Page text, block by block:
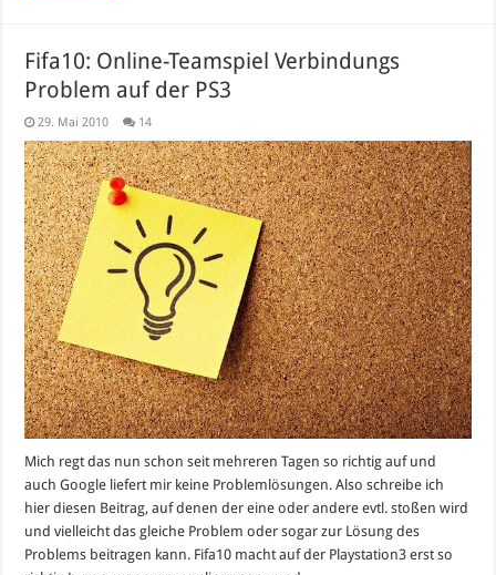
Fifa10: Online-Teamspiel Verbindungs
Problem auf der PS3
29. Mai 2010 14
Mich regt das nun schon seit mehreren Tagen so richtig auf und
auch Google liefert mir keine Problemlösungen. Also schreibe ich
hier diesen Beitrag, auf denen der eine oder andere evtl. stoßen wird
und vielleicht das gleiche Problem oder sogar zur Lösung des
Problems beitragen kann. Fifa10 macht auf der Playstation3 erst so